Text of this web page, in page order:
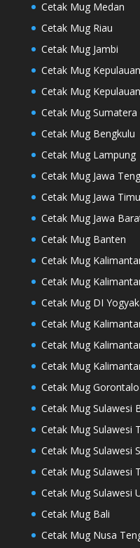
Cetak Mug Medan
Cetak Mug Riau
Cetak Mug Jambi
Cetak Mug
Cetak Mug
Cetak Mug Sumatera
Cetak Mug Bengkulu
Cetak Mug Lampung
Cetak Mug Jawa
Cetak Mug Jawa
Cetak Mug Jawa
Cetak Mug Banten
Cetak Mug
Cetak Mug
Cetak Mug DI
Cetak Mug
Cetak Mug
Cetak Mug
Cetak Mug Gorontalo
Cetak Mug Sulawesi
Cetak Mug Sulawesi
Cetak Mug Sulawesi
Cetak Mug Sulawesi
Cetak Mug Sulawesi
Cetak Mug Bali
Cetak Mug Nusa